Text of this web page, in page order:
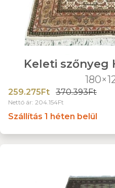
Keleti szőnyeg
259.275Ft 370.393Ft
Nettó ár: 204.154Ft
Szállítás 1 héten belül